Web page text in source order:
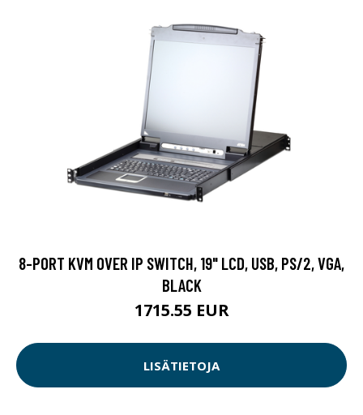
8-PORT KVM OVER IP SWITCH, 19" LCD, USB, PS/2, VGA,
BLACK
1715.55 EUR
LISÄTIETOJA